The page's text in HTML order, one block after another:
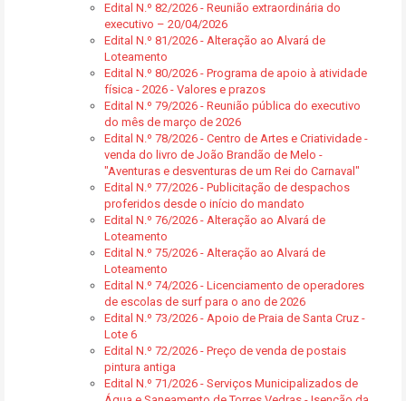
Edital N.º 82/2026 - Reunião extraordinária do
executivo – 20/04/2026
Edital N.º 81/2026 - Alteração ao Alvará de
Loteamento
Edital N.º 80/2026 - Programa de apoio à atividade
física - 2026 - Valores e prazos
Edital N.º 79/2026 - Reunião pública do executivo
do mês de março de 2026
Edital N.º 78/2026 - Centro de Artes e Criatividade -
venda do livro de João Brandão de Melo -
"Aventuras e desventuras de um Rei do Carnaval"
Edital N.º 77/2026 - Publicitação de despachos
proferidos desde o início do mandato
Edital N.º 76/2026 - Alteração ao Alvará de
Loteamento
Edital N.º 75/2026 - Alteração ao Alvará de
Loteamento
Edital N.º 74/2026 - Licenciamento de operadores
de escolas de surf para o ano de 2026
Edital N.º 73/2026 - Apoio de Praia de Santa Cruz -
Lote 6
Edital N.º 72/2026 - Preço de venda de postais
pintura antiga
Edital N.º 71/2026 - Serviços Municipalizados de